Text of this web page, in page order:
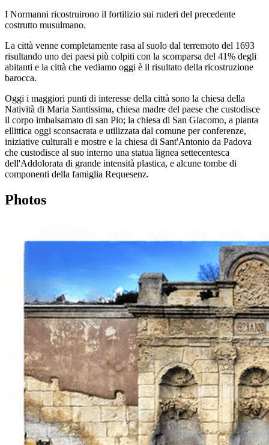
I Normanni ricostruirono il fortilizio sui ruderi del precedente
costrutto musulmano.
La città venne completamente rasa al suolo dal terremoto del 1693
risultando uno dei paesi più colpiti con la scomparsa del 41% degli
abitanti e la città che vediamo oggi è il risultato della ricostruzione
barocca.
Oggi i maggiori punti di interesse della città sono la chiesa della
Natività di Maria Santissima, chiesa madre del paese che custodisce
il corpo imbalsamato di san Pio; la chiesa di San Giacomo, a pianta
ellittica oggi sconsacrata e utilizzata dal comune per conferenze,
iniziative culturali e mostre e la chiesa di Sant'Antonio da Padova
che custodisce al suo interno una statua lignea settecentesca
dell'Addolorata di grande intensità plastica, e alcune tombe di
componenti della famiglia Requesenz.
Photos